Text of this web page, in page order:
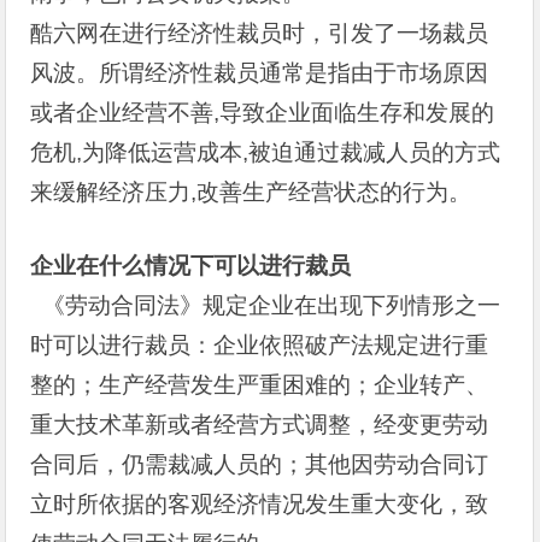
酷六网在进行经济性裁员时，引发了一场裁员
风波。所谓经济性裁员通常是指由于市场原因
或者企业经营不善,导致企业面临生存和发展的
危机,为降低运营成本,被迫通过裁减人员的方式
来缓解经济压力,改善生产经营状态的行为。
企业在什么情况下可以进行裁员
《劳动合同法》规定企业在出现下列情形之一
时可以进行裁员：企业依照破产法规定进行重
整的；生产经营发生严重困难的；企业转产、
重大技术革新或者经营方式调整，经变更劳动
合同后，仍需裁减人员的；其他因劳动合同订
立时所依据的客观经济情况发生重大变化，致